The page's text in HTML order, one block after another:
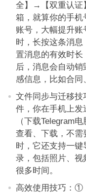
全】→【双重认证
箱，就算你的手机
账号，大幅提升
时，长按这条消
置消息的有效时长
后，消息会自动
感信息，比如合同
文件同步与迁移技
件，你在手机上发
（下载Telegram
查看、下载，不需
时，它还支持一
录，包括照片、视
很多时间。
高效使用技巧：①